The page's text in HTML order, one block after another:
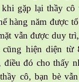
gặp lại thầy cô
hàng năm được
vẫn được duy
hiện diện từ
đó cho thấy
cô, bạn bè